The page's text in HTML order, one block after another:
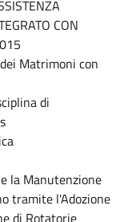
CON
Matrimoni con
di
la Manutenzione
tramite l'Adozione
di Rotatorie